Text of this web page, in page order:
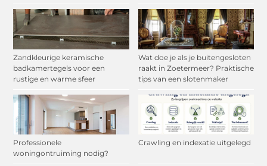
Zandkleurige keramische
badkamertegels voor een
rustige en warme sfeer
Wat doe je als je buitengesloten
raakt in Zoetermeer? Praktische
tips van een slotenmaker
Professionele
woningontruiming nodig?
Crawling en indexatie uitgelegd